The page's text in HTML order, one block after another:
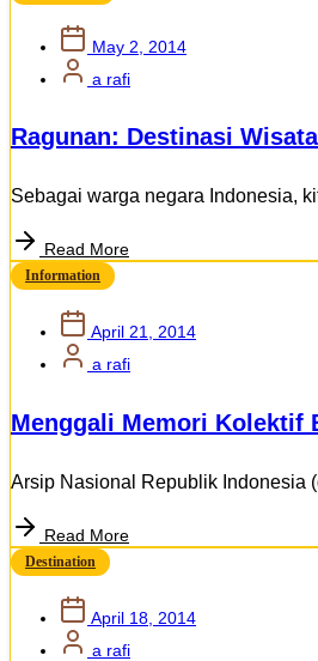
May 2, 2014
a rafi
Ragunan: Destinasi
Sebagai warga negara Indonesia,
Read More
Information
April 21, 2014
a rafi
Menggali Memori Kolektif
Arsip Nasional Republik Indonesia
Read More
Destination
April 18, 2014
a rafi